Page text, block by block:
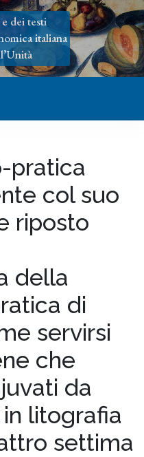
dei testi
italiana
pratica
col suo
riposto
della
di
servirsi
che
da
litografia
settima